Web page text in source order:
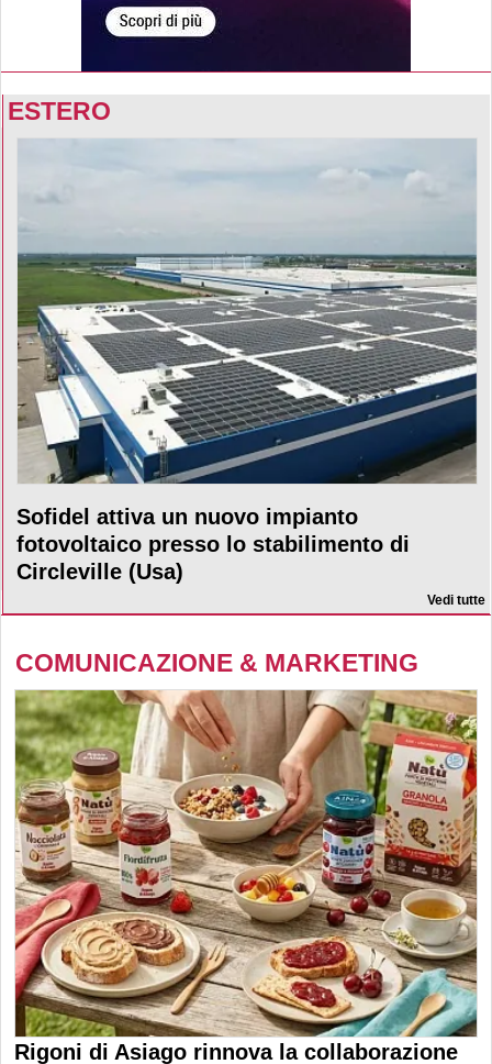
ESTERO
Sofidel attiva un nuovo impianto
fotovoltaico presso lo stabilimento di
Circleville (Usa)
Vedi tutte
COMUNICAZIONE & MARKETING
Rigoni di Asiago rinnova la collaborazione